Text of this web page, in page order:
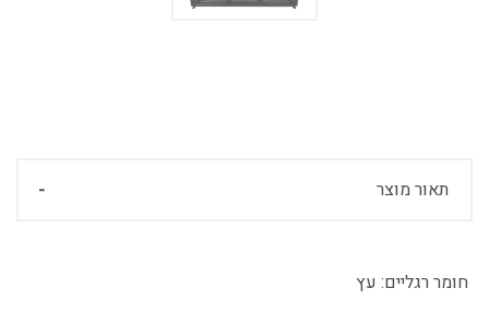
תאור מוצר
חומר רגליים: עץ